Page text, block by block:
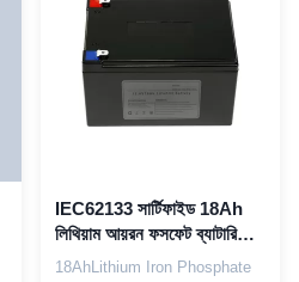
IEC62133 সার্টিফাইড 18Ah
লিথিয়াম আয়রন ফসফেট ব্যাটারি
প্যাক 12.8V
18AhLithium Iron Phosphate